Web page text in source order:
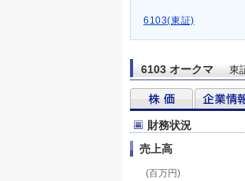
6103(東証)
6103 オークマ 東